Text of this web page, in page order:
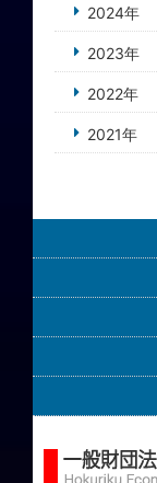
2024年
2023年
2022年
2021年